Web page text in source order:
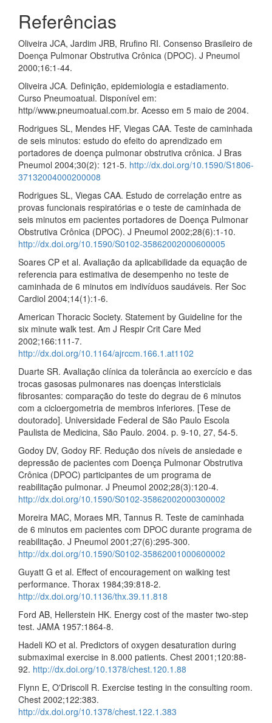
Referências
Oliveira JCA, Jardim JRB, Rrufino RI. Consenso Brasileiro de
Doença Pulmonar Obstrutiva Crônica (DPOC). J Pneumol
2000;16:1-44.
Oliveira JCA. Definição, epidemiologia e estadiamento.
Curso Pneumoatual. Disponível em:
http//www.pneumoatual.com.br. Acesso em 5 maio de 2004.
Rodrigues SL, Mendes HF, Viegas CAA. Teste de caminhada
de seis minutos: estudo do efeito do aprendizado em
portadores de doença pulmonar obstrutiva crônica. J Bras
Pneumol 2004;30(2): 121-5. http://dx.doi.org/10.1590/S1806-
37132004000200008
Rodrigues SL, Viegas CAA. Estudo de correlação entre as
provas funcionais respiratórias e o teste de caminhada de
seis minutos em pacientes portadores de Doença Pulmonar
Obstrutiva Crônica (DPOC). J Pneumol 2002;28(6):1-10.
http://dx.doi.org/10.1590/S0102-35862002000600005
Soares CP et al. Avaliação da aplicabilidade da equação de
referencia para estimativa de desempenho no teste de
caminhada de 6 minutos em indivíduos saudáveis. Rer Soc
Cardiol 2004;14(1):1-6.
American Thoracic Society. Statement by Guideline for the
six minute walk test. Am J Respir Crit Care Med
2002;166:111-7.
http://dx.doi.org/10.1164/ajrccm.166.1.at1102
Duarte SR. Avaliação clínica da tolerância ao exercício e das
trocas gasosas pulmonares nas doenças intersticiais
fibrosantes: comparação do teste do degrau de 6 minutos
com a cicloergometria de membros inferiores. [Tese de
doutorado]. Universidade Federal de São Paulo Escola
Paulista de Medicina, São Paulo. 2004. p. 9-10, 27, 54-5.
Godoy DV, Godoy RF. Redução dos níveis de ansiedade e
depressão de pacientes com Doença Pulmonar Obstrutiva
Crônica (DPOC) participantes de um programa de
reabilitação pulmonar. J Pneumol 2002;28(3):120-4.
http://dx.doi.org/10.1590/S0102-35862002000300002
Moreira MAC, Moraes MR, Tannus R. Teste de caminhada
de 6 minutos em pacientes com DPOC durante programa de
reabilitação. J Pneumol 2001;27(6):295-300.
http://dx.doi.org/10.1590/S0102-35862001000600002
Guyatt G et al. Effect of encouragement on walking test
performance. Thorax 1984;39:818-2.
http://dx.doi.org/10.1136/thx.39.11.818
Ford AB, Hellerstein HK. Energy cost of the master two-step
test. JAMA 1957:1864-8.
Hadeli KO et al. Predictors of oxygen desaturation during
submaximal exercise in 8.000 patients. Chest 2001;120:88-
92. http://dx.doi.org/10.1378/chest.120.1.88
Flynn E, O'Driscoll R. Exercise testing in the consulting room.
Chest 2002;122:383.
http://dx.doi.org/10.1378/chest.122.1.383